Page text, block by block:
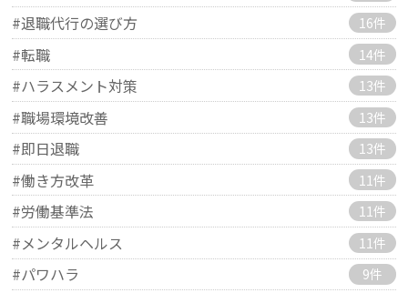
#退職代行の選び方 16件
#転職 14件
#ハラスメント対策 13件
#職場環境改善 13件
#即日退職 13件
#働き方改革 11件
#労働基準法 11件
#メンタルヘルス 11件
#パワハラ 9件